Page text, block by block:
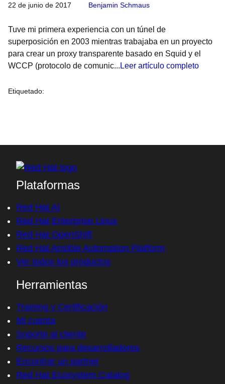
22 de junio de 2017 Benjamin Schmaus
Tuve mi primera experiencia con un túnel de
superposición en 2003 mientras trabajaba en un proyecto
para crear un proxy transparente basado en Squid y el
WCCP (protocolo de comunic... Leer artículo completo
Etiquetado:
Plataformas
Red Hat AI
Red Hat Enterprise Linux
Red Hat OpenShift
Red Hat Ansible Automation Platform
Ver todos los productos
Herramientas
Training y Certificación
Mi cuenta
Soporte al cliente
Recursos para desarrolladores
Encontrar un partner
Red Hat Ecosystem Catalog